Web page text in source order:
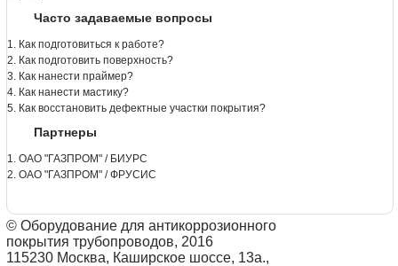
Часто задаваемые вопросы
1. Как подготовиться к работе?
2. Как подготовить поверхность?
3. Как нанести праймер?
4. Как нанести мастику?
5. Как восстановить дефектные участки покрытия?
Партнеры
1. ОАО "ГАЗПРОМ" / БИУРС
2. ОАО "ГАЗПРОМ" / ФРУСИС
© Оборудование для антикоррозионного
покрытия трубопроводов, 2016
115230 Москва, Каширское шоссе, 13а.,